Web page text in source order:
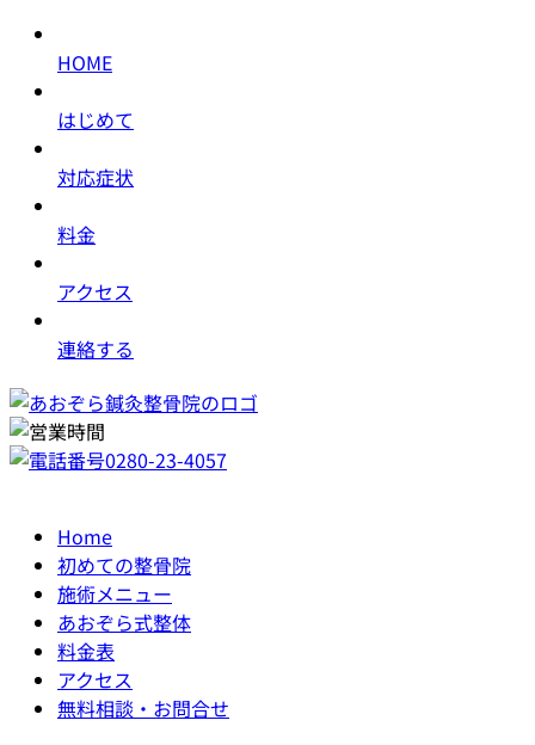
HOME
はじめて
対応症状
料金
アクセス
連絡する
Home
初めての整骨院
施術メニュー
あおぞら式整体
料金表
アクセス
無料相談・お問合せ